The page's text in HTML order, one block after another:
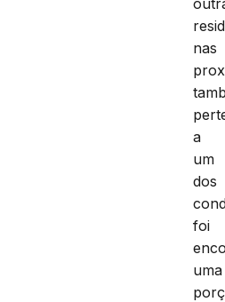
nas
a
um
dos
foi
uma